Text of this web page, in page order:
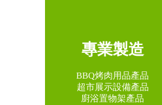
專業製造
BBQ烤肉用品產品
超市展示設備產品
廚浴置物架產品